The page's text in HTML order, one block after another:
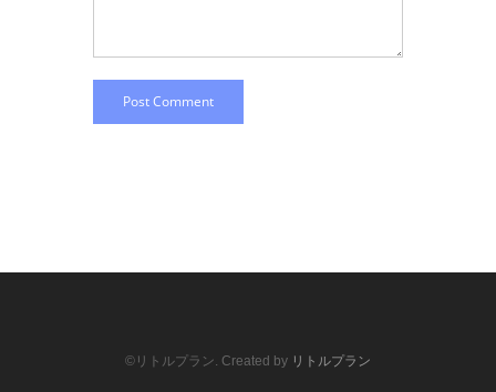
Post Comment
©リトルプラン. Created by リトルプラン